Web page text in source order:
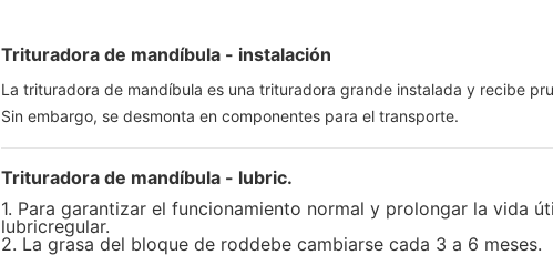
Trituradora de mandíbula - instalación
La trituradora de mandíbula es una trituradora grande instalada y recibe
Sin embargo, se desmonta en componentes para el transporte.
Trituradora de mandíbula - lubric.
1. Para garantizar el funcionamiento normal y prolongar la vida
lubricregular.
2. La grasa del bloque de roddebe cambiarse cada 3 a 6 meses.